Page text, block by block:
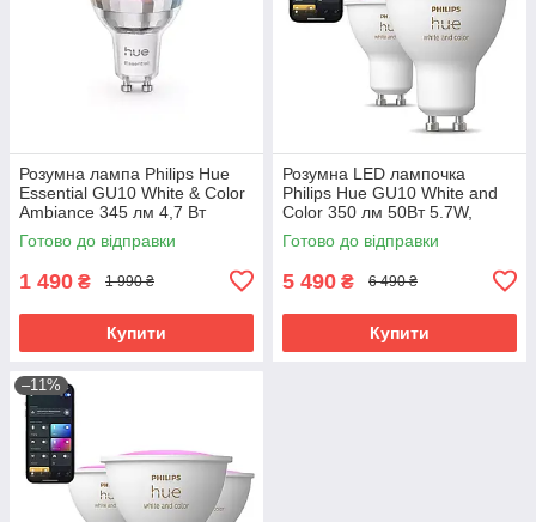
Розумна лампа Philips Hue
Essential GU10 White & Color
Ambiance 345 лм 4,7 Вт
Bluetooth Zigbee 1 шт.
Готово до відправки
1 490 ₴ 1 990 ₴
Купити
Розумна LED лампочка
Philips Hue GU10 White and
Color 350 лм 50Вт 5.7W,
ZigBee, Bluetooth, Apple
HomeKit, 2 шт.
Готово до відправки
5 490 ₴ 6 490 ₴
Купити
–11%